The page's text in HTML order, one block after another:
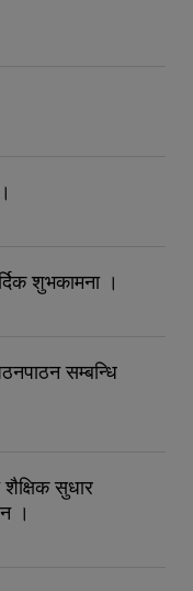
शुभकामना ।
सम्बन्धि
सुधार
।